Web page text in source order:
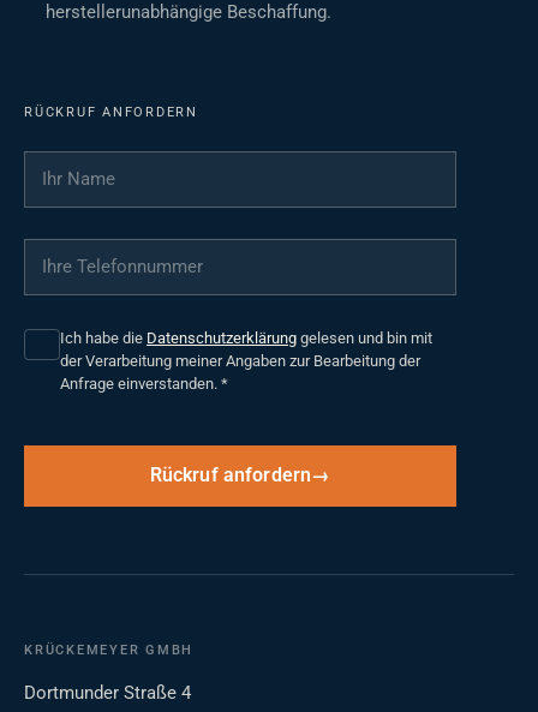
herstellerunabhängige Beschaffung.
RÜCKRUF ANFORDERN
Ihr Name
Ihre Telefonnummer
Ich habe die Datenschutzerklärung gelesen und bin mit
der Verarbeitung meiner Angaben zur Bearbeitung der
Anfrage einverstanden. *
Rückruf anfordern
KRÜCKEMEYER GMBH
Dortmunder Straße 4